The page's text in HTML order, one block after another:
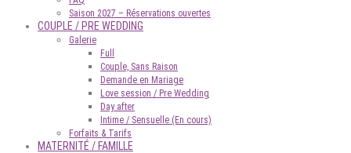
Saison 2027 – Réservations ouvertes
COUPLE / PRE WEDDING
Galerie
Full
Couple, Sans Raison
Demande en Mariage
Love session / Pre Wedding
Day after
Intime / Sensuelle (En cours)
Forfaits & Tarifs
MATERNITÉ / FAMILLE